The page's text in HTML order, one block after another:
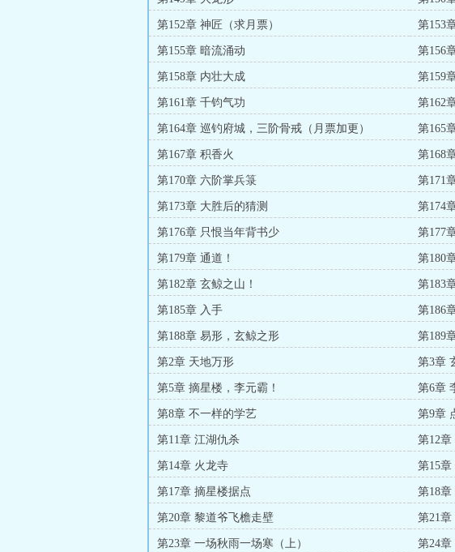
第152章 神匠（求月票） 第153
第155章 暗流涌动 第156
第158章 内壮大成 第159
第161章 千钧气功 第162
第164章 巡钓府城，三阶骨戒（月票加更） 第165
第167章 积香火 第168
第170章 六阶掌兵箓 第171
第173章 大胜后的猜测 第174
第176章 只恨当年背书少 第177
第179章 通道！ 第180
第182章 玄鲸之山！ 第183
第185章 入手 第186
第188章 易形，玄鲸之形 第189
第2章 天地万形 第3章
第5章 摘星楼，李元霸！ 第6章
第8章 不一样的学艺 第9章
第11章 江湖仇杀 第12章
第14章 火龙寺 第15章
第17章 摘星楼据点 第18
第20章 黎道爷飞檐走壁 第21章
第23章 一场秋雨一场寒（上） 第24章